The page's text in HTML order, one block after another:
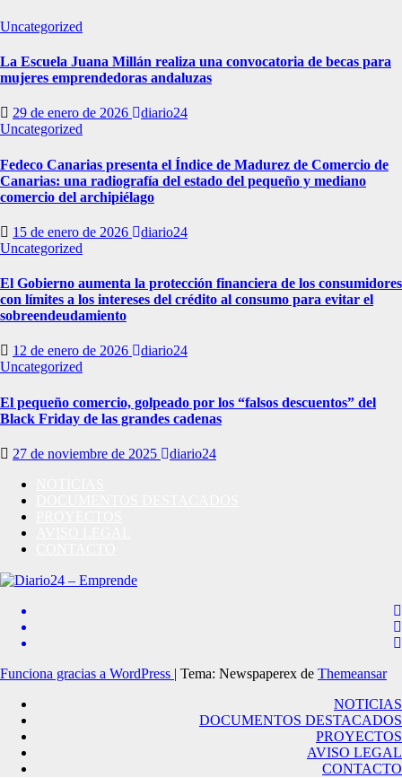
Uncategorized
La Escuela Juana Millán realiza una convocatoria de becas para
mujeres emprendedoras andaluzas
29 de enero de 2026
diario24
Uncategorized
Fedeco Canarias presenta el Índice de Madurez de Comercio de
Canarias: una radiografía del estado del pequeño y mediano
comercio del archipiélago
15 de enero de 2026
diario24
Uncategorized
El Gobierno aumenta la protección financiera de los consumidores
con límites a los intereses del crédito al consumo para evitar el
sobreendeudamiento
12 de enero de 2026
diario24
Uncategorized
El pequeño comercio, golpeado por los “falsos descuentos” del
Black Friday de las grandes cadenas
27 de noviembre de 2025
diario24
Funciona gracias a WordPress | Tema: Newspaperex de Themeansar
NOTICIAS
DOCUMENTOS DESTACADOS
PROYECTOS
AVISO LEGAL
CONTACTO